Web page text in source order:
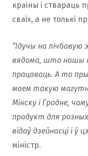
краіны і ствараць
сваіх, а не толькі
“Ідучы на
вядома, што нашы
працаваць. А то
маем такую
Мінску і Гродне,
прадукт для розных
відаў дзейнасці і ў
міністр.